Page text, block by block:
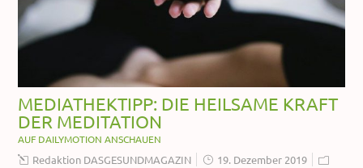
MEDIATHEKTIPP: DIE HEILSAME KRAFT
DER MEDITATION
AUF DAILYMOTION ANSCHAUEN
Redaktion DASGESUNDMAGAZIN
19. Dezember 2019